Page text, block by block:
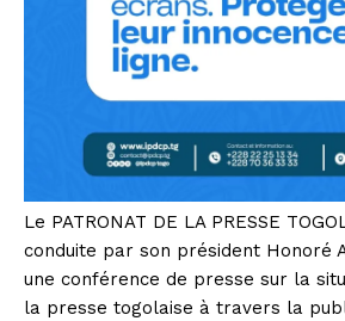
Le PATRONAT DE LA PRESSE
conduite par son président Honoré
une conférence de presse sur la
la presse togolaise à travers la